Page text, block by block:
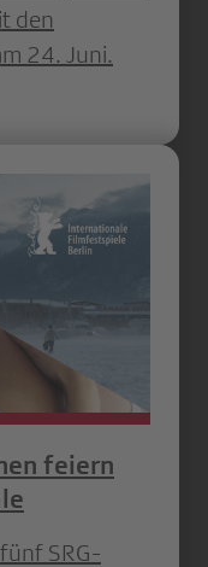
den
24. Juni.
feiern
SRG-